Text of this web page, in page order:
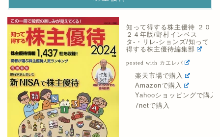
得する株主優待編集部
posted with カエレバ
楽天市場で購入
Amazonで購入
7netで購入